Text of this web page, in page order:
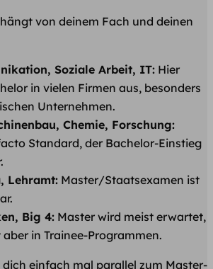
von deinem Fach und deinen
Soziale Arbeit, IT: Hier
in vielen Firmen aus, besonders
Unternehmen.
Chemie, Forschung:
Standard, der Bachelor-Einstieg
Lehramt: Master/Staatsexamen ist
Big 4: Master wird meist erwartet,
in Trainee-Programmen.
dich einfach mal parallel zum Master-